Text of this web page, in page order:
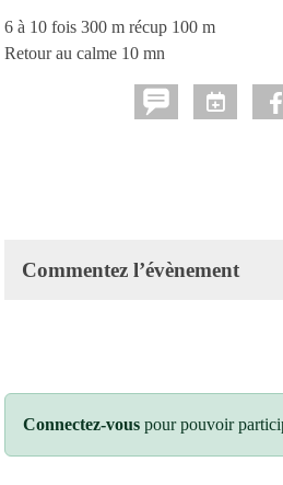
6 à 10 fois 300 m récup 100 m
Retour au calme 10 mn
Commentez l’évènement
Connectez-vous pour pouvoir